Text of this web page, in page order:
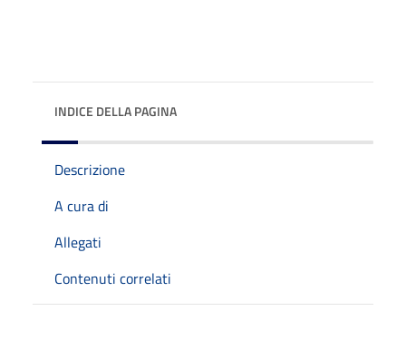
INDICE DELLA PAGINA
Descrizione
A cura di
Allegati
Contenuti correlati